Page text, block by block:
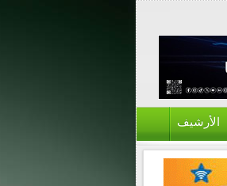
الأرشيف